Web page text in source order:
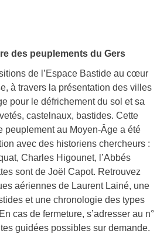
des peuplements du Gers
de l’Espace Bastide au cœur
à travers la présentation des villes
pour le défrichement du sol et sa
castelnaux, bastides. Cette
peuplement au Moyen-Âge a été
avec des historiens chercheurs :
Charles Higounet, l’Abbés
sont de Joël Capot. Retrouvez
aériennes de Laurent Lainé, une
et une chronologie des types
cas de fermeture, s’adresser au n°
guidées possibles sur demande.